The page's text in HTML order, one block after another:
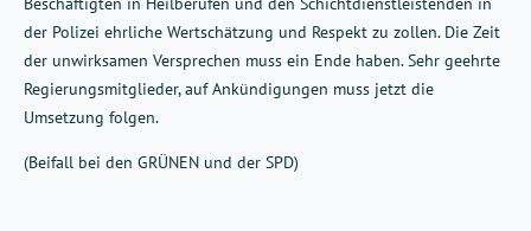
der Polizei ehrliche Wertschätzung und Respekt zu zollen. Die Zeit
der unwirksamen Versprechen muss ein Ende haben. Sehr geehrte
Regierungsmitglieder, auf Ankündigungen muss jetzt die
Umsetzung folgen.
(Beifall bei den GRÜNEN und der SPD)